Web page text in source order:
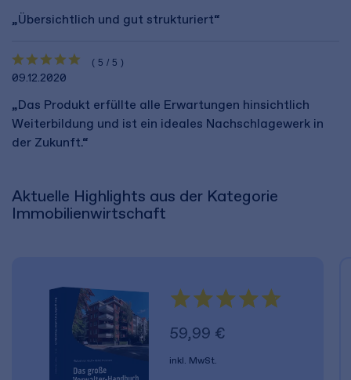
„Übersichtlich und gut strukturiert“
(5/5)
09.12.2020
„Das Produkt erfüllte alle Erwartungen hinsichtlich
Weiterbildung und ist ein ideales Nachschlagewerk in
der Zukunft.“
Aktuelle Highlights aus der Kategorie
Immobilienwirtschaft
59,99 €
inkl. MwSt.